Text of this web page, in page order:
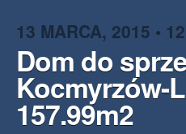
13 MARCA, 2015 •
Dom do
Kocmyrzów-
157.99m2